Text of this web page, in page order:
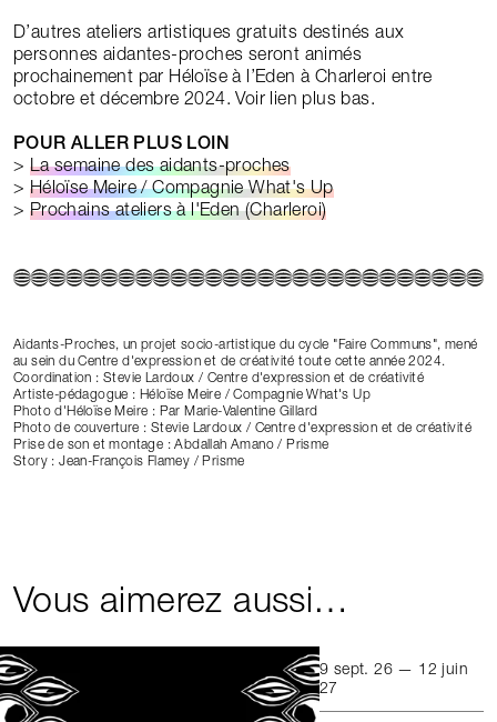
D’autres ateliers artistiques gratuits destinés aux
personnes aidantes-proches seront animés
prochainement par Héloïse à l’Eden à Charleroi entre
octobre et décembre 2024. Voir lien plus bas.
POUR ALLER PLUS LOIN
> La semaine des aidants-proches
> Héloïse Meire / Compagnie What's Up
> Prochains ateliers à l'Eden (Charleroi)
Aidants-Proches, un projet socio-artistique du cycle "Faire Communs", mené
au sein du Centre d'expression et de créativité toute cette année 2024.
Coordination : Stevie Lardoux / Centre d'expression et de créativité
Artiste-pédagogue : Héloïse Meire / Compagnie What's Up
Photo d'Héloïse Meire : Par Marie-Valentine Gillard
Photo de couverture : Stevie Lardoux / Centre d'expression et de créativité
Prise de son et montage : Abdallah Amano / Prisme
Story : Jean-François Flamey / Prisme
Vous aimerez aussi…
9 sept. 26 — 12 juin
27